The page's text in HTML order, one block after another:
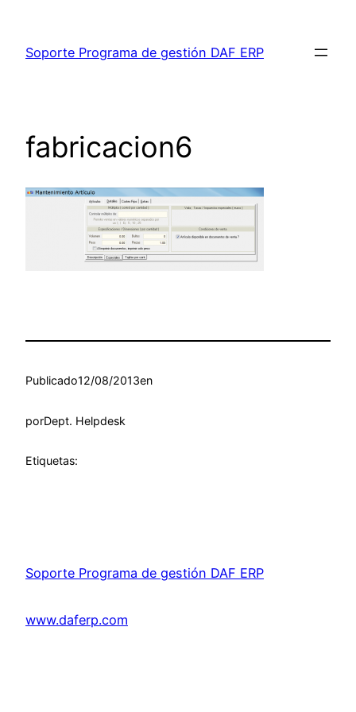
contenido
Soporte Programa de gestión DAF ERP
fabricacion6
Publicado12/08/2013en
porDept. Helpdesk
Etiquetas:
Soporte Programa de gestión DAF ERP
www.daferp.com